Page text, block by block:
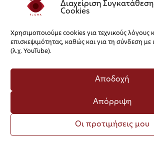
Διαχείριση
Cookies
Χρησιμοποιούμε cookies για τεχνικούς λόγους
επισκεψιμότητας, καθώς και για τη σύνδεση με
(λ.χ. YouTube).
Αποδοχή
Απόρριψη
Οι προτιμήσεις μου
Πολιτική Cookies